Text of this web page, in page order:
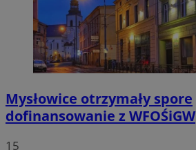
Mysłowice otrzymały spore
dofinansowanie z WFOŚiGW
15